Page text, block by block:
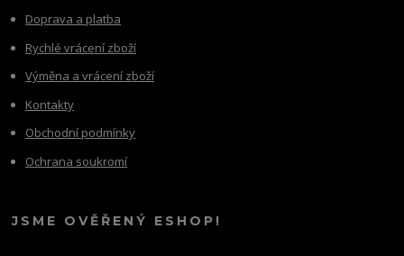
Doprava a platba
Rychlé vrácení zboží
Výměna a vrácení zboží
Kontakty
Obchodní podmínky
Ochrana soukromí
JSME OVĚŘENÝ ESHOP!